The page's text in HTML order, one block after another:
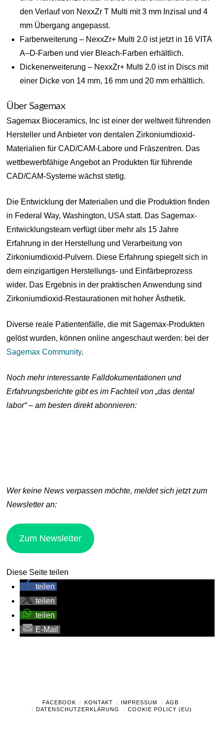
den Verlauf von NexxZr T Multi mit 3 mm Inzisal und 4
mm Übergang angepasst.
Farberweiterung – NexxZr+ Multi 2.0 ist jetzt in 16 VITA
A–D-Farben und vier Bleach-Farben erhältlich.
Dickenerweiterung – NexxZr+ Multi 2.0 ist in Discs mit
einer Dicke von 14 mm, 16 mm und 20 mm erhältlich.
Über Sagemax
Sagemax Bioceramics, Inc ist einer der weltweit führenden
Hersteller und Anbieter von dentalen Zirkoniumdioxid-
Materialien für CAD/CAM-Labore und Fräszentren. Das
wettbewerbfähige Angebot an Produkten für führende
CAD/CAM-Systeme wächst stetig.
Die Entwicklung der Materialien und die Produktion finden
in Federal Way, Washington, USA statt. Das Sagemax-
Entwicklungsteam verfügt über mehr als 15 Jahre
Erfahrung in der Herstellung und Verarbeitung von
Zirkoniumdioxid-Pulvern. Diese Erfahrung spiegelt sich in
dem einzigartigen Herstellungs- und Einfärbeprozess
wider. Das Ergebnis in der praktischen Anwendung sind
Zirkoniumdioxid-Restaurationen mit hoher Ästhetik.
Diverse reale Patientenfälle, die mit Sagemax-Produkten
gelöst wurden, können online angeschaut werden: bei der
Sagemax Community.
Noch mehr interessante Falldokumentationen und
Erfahrungsberichte gibt es im Fachteil von „das dental
labor“ – am besten direkt abonnieren:
Wer keine News verpassen möchte, meldet sich jetzt zum
Newsletter an:
Zum Newsletter
Diese Seite teilen
teilen
teilen
teilen
E-Mail
FACEBOOK KONTAKT IMPRESSUM
AGB
DATENSCHUTZERKLÄRUNG
COOKIE POLICY (EU)